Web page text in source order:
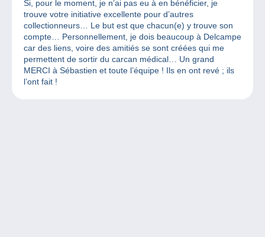
Si, pour le moment, je n’ai pas eu à en bénéficier, je
trouve votre initiative excellente pour d’autres
collectionneurs… Le but est que chacun(e) y trouve son
compte… Personnellement, je dois beaucoup à Delcampe
car des liens, voire des amitiés se sont créées qui me
permettent de sortir du carcan médical… Un grand
MERCI à Sébastien et toute l’équipe ! Ils en ont revé ; ils
l’ont fait !